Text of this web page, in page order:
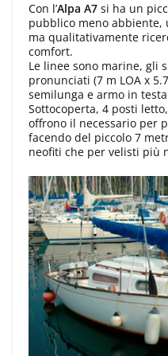
Con l’Alpa A7 si ha un
pubblico meno abbiente,
ma qualitativamente
comfort.
Le linee sono marine, gli
pronunciati (7 m LOA x
semilunga e armo in testa
Sottocoperta, 4 posti
offrono il necessario per
facendo del piccolo 7
neofiti che per velisti più